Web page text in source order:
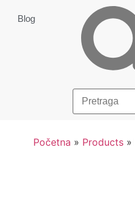
Blog
Početna » Products »